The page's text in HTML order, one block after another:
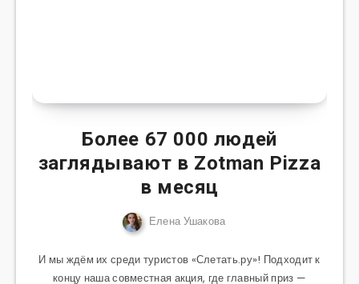
Более 67 000 людей
заглядывают в Zotman Pizza
в месяц
Елена Ушакова
И мы ждём их среди туристов «Слетать.ру»! Подходит к
концу наша совместная акция, где главный приз —